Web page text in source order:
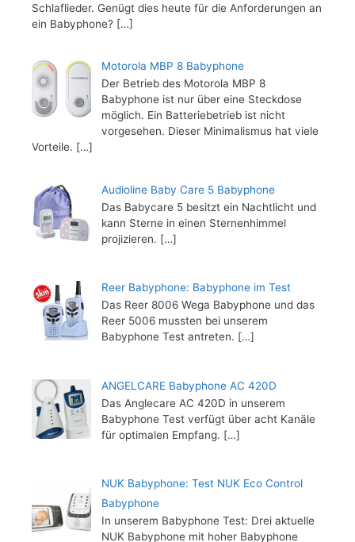
Schlaflieder. Genügt dies heute für die Anforderungen an
ein Babyphone? […]
Motorola MBP 8 Babyphone
Der Betrieb des Motorola MBP 8
Babyphone ist nur über eine Steckdose
möglich. Ein Batteriebetrieb ist nicht
vorgesehen. Dieser Minimalismus hat viele
Vorteile. […]
Audioline Baby Care 5 Babyphone
Das Babycare 5 besitzt ein Nachtlicht und
kann Sterne in einen Sternenhimmel
projizieren. […]
Reer Babyphone: Babyphone im Test
Das Reer 8006 Wega Babyphone und das
Reer 5006 mussten bei unserem
Babyphone Test antreten. […]
ANGELCARE Babyphone AC 420D
Das Anglecare AC 420D in unserem
Babyphone Test verfügt über acht Kanäle
für optimalen Empfang. […]
NUK Babyphone: Test NUK Eco Control
Babyphone
In unserem Babyphone Test: Drei aktuelle
NUK Babyphone mit hoher Babyphone